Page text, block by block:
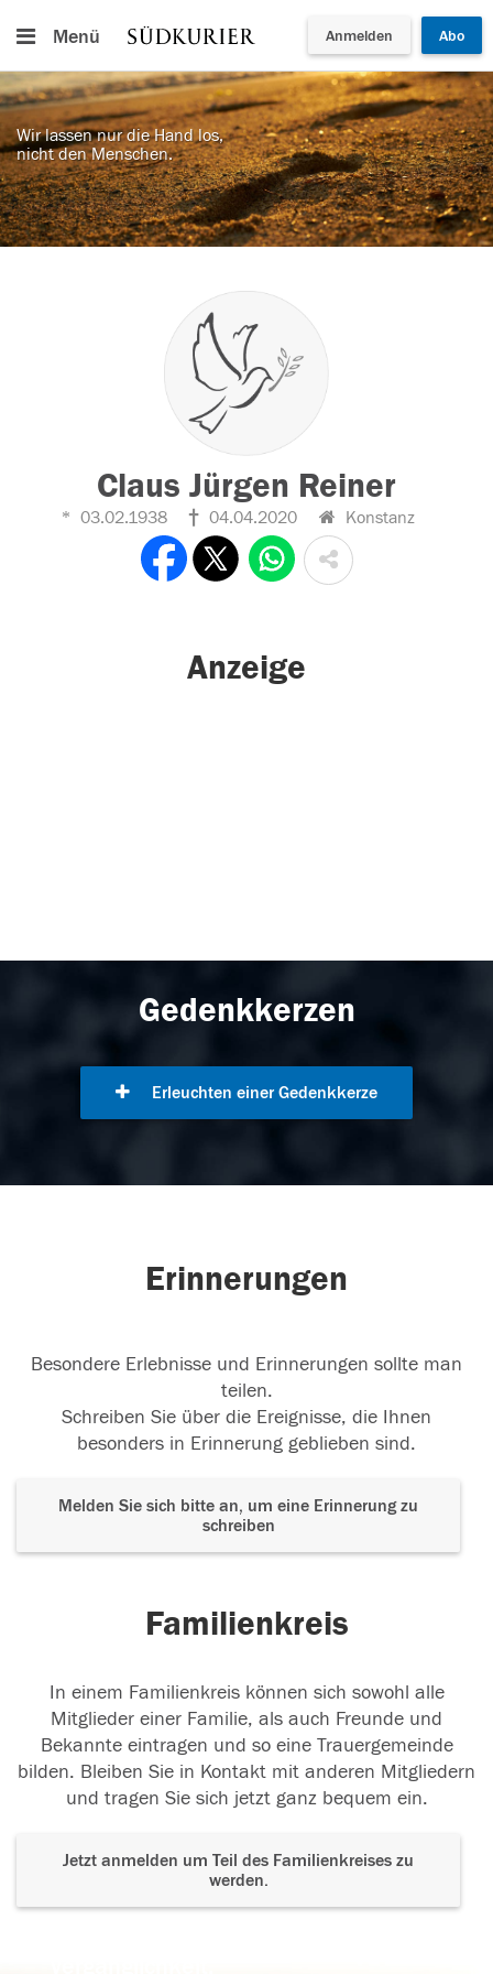
Menü Anmelden Abo
Wir lassen nur die Hand los,
nicht den Menschen.
Claus Jürgen Reiner
03.02.1938 04.04.2020 Konstanz
Anzeige
Gedenkkerzen
Erleuchten einer Gedenkkerze
Erinnerungen
Besondere Erlebnisse und Erinnerungen sollte man
teilen.
Schreiben Sie über die Ereignisse, die Ihnen
besonders in Erinnerung geblieben sind.
Melden Sie sich bitte an, um eine Erinnerung zu
schreiben
Familienkreis
In einem Familienkreis können sich sowohl alle
Mitglieder einer Familie, als auch Freunde und
Bekannte eintragen und so eine Trauergemeinde
bilden. Bleiben Sie in Kontakt mit anderen Mitgliedern
und tragen Sie sich jetzt ganz bequem ein.
Jetzt anmelden um Teil des Familienkreises zu
werden.